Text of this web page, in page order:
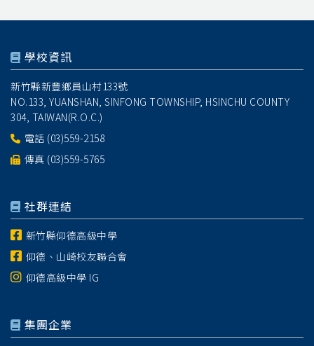
學校資訊
新竹縣新豐鄉員山村133號
NO.133, YUANSHAN, SINFONG TOWNSHIP, HSINCHU COUNTY
304, TAIWAN(R.O.C.)
電話 (03)559-2158
傳真 (03)559-5765
社群連結
新竹縣仰德高級中學
仰德、山崎校友聯合會
仰德高級中學 IG
集團企業